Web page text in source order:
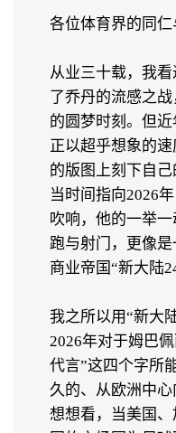
各位体育界的同仁
从业三十载，我
了乔丹的流感之
的圆梦时刻。但近
正以超乎想象的
的版图上刻下自
当时间指向2026
吹响，他的一举
跑与射门，更像
商业帝国“新大陆
我之所以用“新大
2026年对于姆巴
代言”这四个字所
久的、从欧洲中心
想想看，当美国